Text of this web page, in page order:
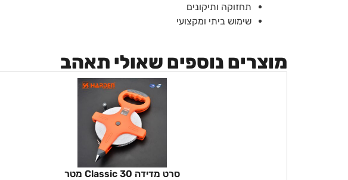
תחזוקה ותיקונים
שימוש ביתי ומקצועי
מוצרים נוספים שאולי תאהב
סרט מדידה Classic 30 מטר